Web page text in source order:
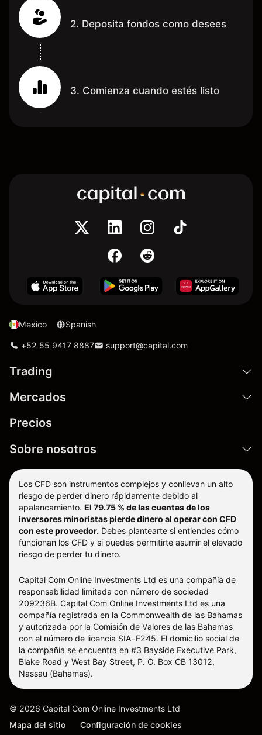
2. Deposita fondos como desees
3. Comienza cuando estés listo
Mexico Spanish
+52 55 9417 8887 support@capital.com
Trading
Mercados
Precios
Sobre nosotros
Los CFD son instrumentos complejos y conllevan un alto
riesgo de perder dinero rápidamente debido al
apalancamiento. El 79.75 % de las cuentas de los
inversores minoristas pierde dinero al operar con CFD
con este proveedor. Debes plantearte si entiendes cómo
funcionan los CFD y si puedes permitirte asumir el elevado
riesgo de perder tu dinero.
Capital Com Online Investments Ltd es una compañía de
responsabilidad limitada con número de sociedad
209236B. Capital Com Online Investments Ltd es una
compañía registrada en la Commonwealth de las Bahamas
y autorizada por la Comisión de Valores de las Bahamas
con el número de licencia SIA-F245. El domicilio social de
la compañía se encuentra en #3 Bayside Executive Park,
Blake Road y West Bay Street, P. O. Box CB 13012,
Nassau (Bahamas).
© 2026 Capital Com Online Investments Ltd
Mapa del sitio
Configuración de cookies